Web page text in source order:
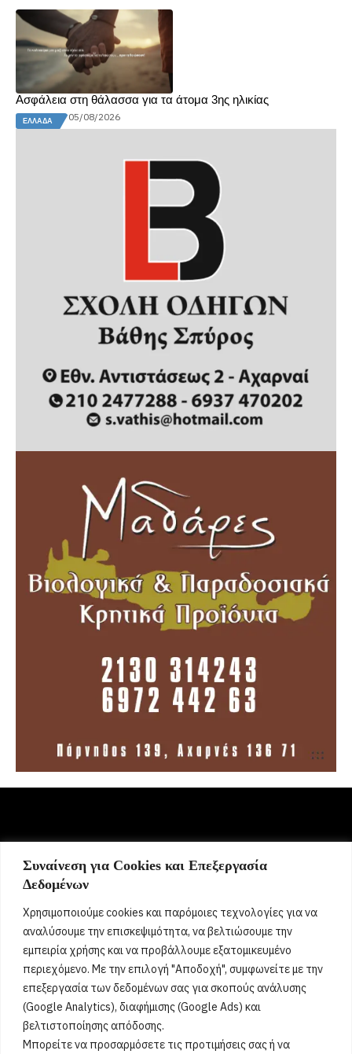
Συναίνεση για Cookies και Επεξεργασία
Δεδομένων
Χρησιμοποιούμε cookies και παρόμοιες τεχνολογίες για να
αναλύσουμε την επισκεψιμότητα, να βελτιώσουμε την
εμπειρία χρήσης και να προβάλλουμε εξατομικευμένο
περιεχόμενο. Με την επιλογή "Αποδοχή", συμφωνείτε με την
επεξεργασία των δεδομένων σας για σκοπούς ανάλυσης
(Google Analytics), διαφήμισης (Google Ads) και
βελτιστοποίησης απόδοσης.
Μπορείτε να προσαρμόσετε τις προτιμήσεις σας ή να
Ασφάλεια στη θάλασσα για τα άτομα 3ης ηλικίας
ΕΛΛΆΔΑ 05/08/2026
Σήμερα γιορτάζει:
9 Αυγούστου 2026
Δεν βρέθηκαν γιορτές[...]
Όροι Χρήσης
Πολιτική Ορθής Χρήσης